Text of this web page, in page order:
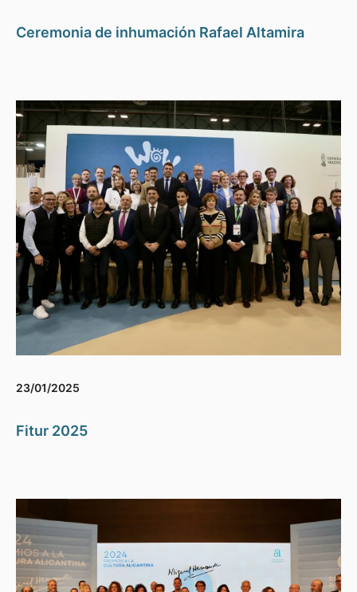
Ceremonia de inhumación Rafael Altamira
23/01/2025
Fitur 2025